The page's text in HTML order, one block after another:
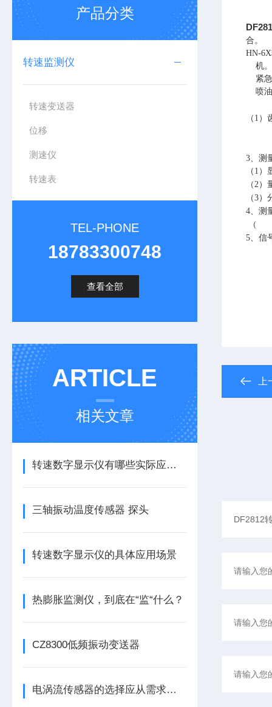
产品分类
转速监测仪
转速变送器
位移
测速仪
转速表
TEL-PHONE
18783300748
查看全部
ARTICLE
相关文章
转速数字显示仪有哪些实际应用？
三轴振动温度传感器 探头
转速数字显示仪的具体应用场景
热膨胀监测仪，到底在“监“什么？
CZ8300低频振动变送器
电涡流传感器的选择应从需求出发
合。
HN-
机
紧
喷
（ 1 ）
3、测
（ 1 ）
（2）
（3）
4、测
（
5、信